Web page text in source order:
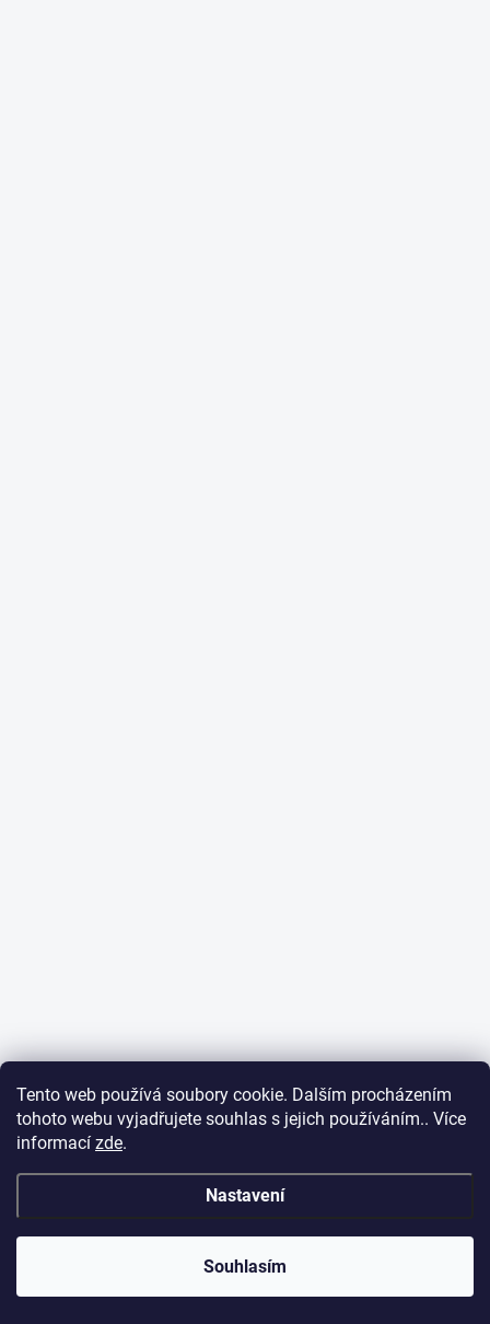
Tento web používá soubory cookie. Dalším procházením
tohoto webu vyjadřujete souhlas s jejich používáním.. Více
informací zde.
Nastavení
Souhlasím